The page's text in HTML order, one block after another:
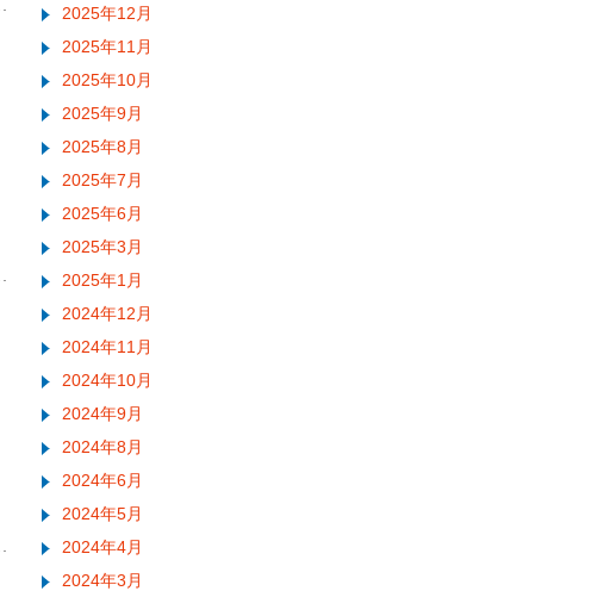
2025年12月
2025年11月
2025年10月
2025年9月
2025年8月
2025年7月
2025年6月
2025年3月
2025年1月
2024年12月
2024年11月
2024年10月
2024年9月
2024年8月
2024年6月
2024年5月
2024年4月
2024年3月